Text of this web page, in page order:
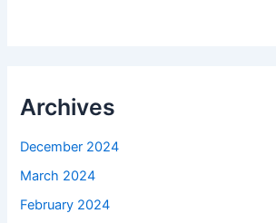
Archives
December 2024
March 2024
February 2024